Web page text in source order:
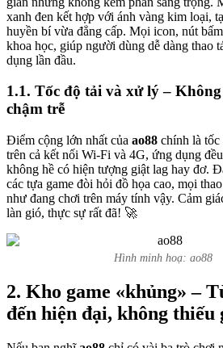
xanh đen kết hợp với ánh vàng kim loại,
huyền bí vừa đẳng cấp. Mọi icon, nút
khoa học, giúp người dùng dễ dàng thao
dụng lần đầu.
1.1. Tốc độ tải và xử lý – Không
chậm trễ
Điểm cộng lớn nhất của ao88 chính là
trên cả kết nối Wi-Fi và 4G, ứng dụng
không hề có hiện tượng giật lag hay đơ.
các tựa game đòi hỏi đồ họa cao, mọi
như đang chơi trên máy tính vậy. Cảm
làn gió, thực sự rất đã! 🚀
Hình minh hoạ: ao88
2. Kho game «khủng» –
đến hiện đại, không thiếu